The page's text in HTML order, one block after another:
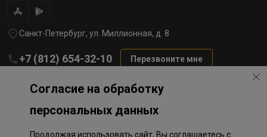
Санкт-Петербург, ул. Миллионная, д. 8
+7 (812) 654-32-10 Перезвоните мне
Политика обработки персональных данных
Согласие на обработку
персональных данных
Продолжая использовать сайт, Вы соглашаетесь с